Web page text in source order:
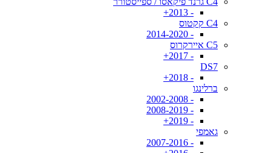
- 2013+
C4 קקטוס
- 2014-2020
C5 איירקרוס
- 2017+
DS7
- 2018+
ברלינגו
- 2002-2008
- 2008-2019
- 2019+
גאמפי
- 2007-2016